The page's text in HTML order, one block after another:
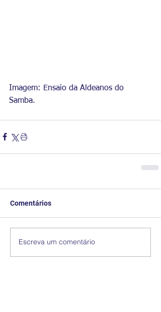
Imagem: Ensaio da Aldeanos do
Samba.
Comentários
Escreva um comentário